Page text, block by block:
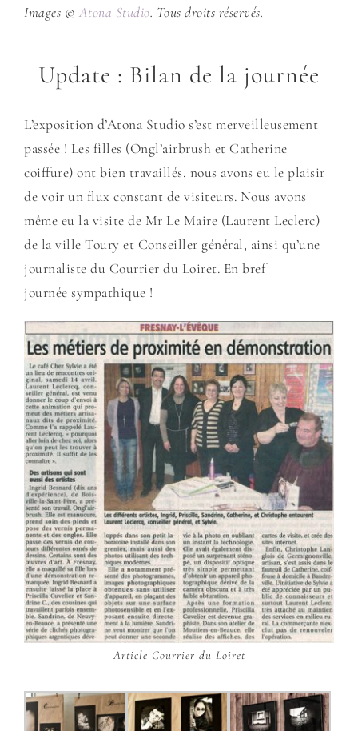
Images © Atona Studio. Tous droits réservés.
Update : Bilan de la journée
L’exposition d’Atona Studio s’est merveilleusement
passée ! Les filles (Ongl’airbrush et Catherine
coiffure) ont bien travaillés, nous avons eu le plaisir
de voir un flux constant de visiteurs. Nous avons
même eu la visite de Mr Le Maire (Laurent Leclerc)
de la ville Toury et Conseiller général, ainsi qu’une
journaliste du Courrier du Loiret. En bref
journée sympathique !
Article Courrier du Loiret